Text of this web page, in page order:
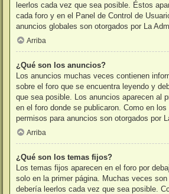
leerlos cada vez que sea posible. Éstos
cada foro y en el Panel de Control de
anuncios globales son otorgados por La
Arriba
¿Qué son los anuncios?
Los anuncios muchas veces contienen
sobre el foro que se encuentra leyendo y
que sea posible. Los anuncios aparecen al
en el foro donde se publicaron. Como en
permisos para anuncios son otorgados por
Arriba
¿Qué son los temas fijos?
Los temas fijos aparecen en el foro por
solo en la primer página. Muchas veces
debería leerlos cada vez que sea posible.